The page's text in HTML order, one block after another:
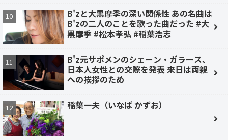
B'zと大黒摩季の深い関係性 あの名曲は
B'zの二人のことを歌った曲だった #大
黒摩季 #松本孝弘 #稲葉浩志
B'z元サポメンのシェーン・ガラース、
日本人女性との交際を発表 来日は両親
への挨拶のため
稲葉一夫（いなば かずお）